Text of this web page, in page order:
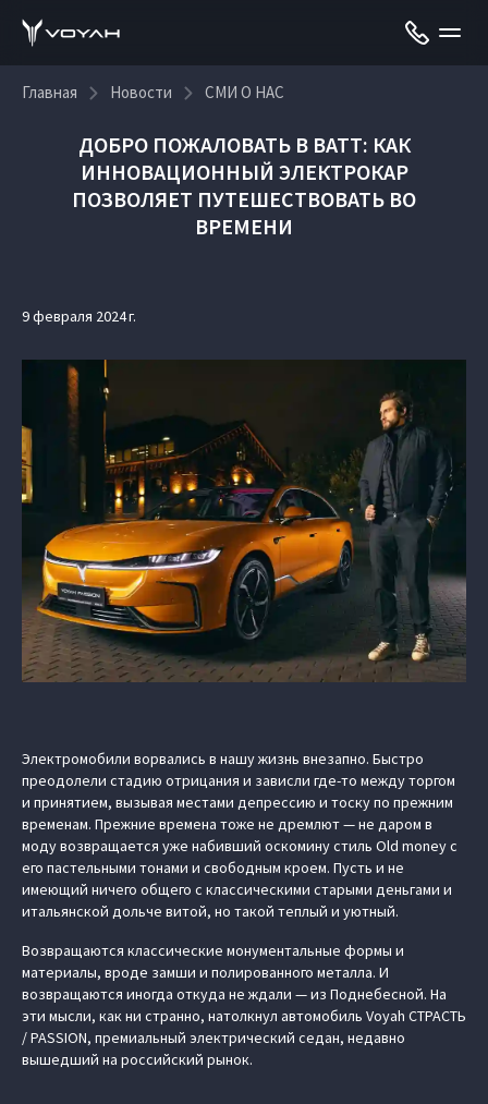
Главная Новости СМИ О НАС
ДОБРО ПОЖАЛОВАТЬ В ВАТТ: КАК
ИННОВАЦИОННЫЙ ЭЛЕКТРОКАР
ПОЗВОЛЯЕТ ПУТЕШЕСТВОВАТЬ ВО
ВРЕМЕНИ
9 февраля 2024 г.
Электромобили ворвались в нашу жизнь внезапно. Быстро
преодолели стадию отрицания и зависли где-то между торгом
и принятием, вызывая местами депрессию и тоску по прежним
временам. Прежние времена тоже не дремлют — не даром в
моду возвращается уже набивший оскомину стиль Old money с
его пастельными тонами и свободным кроем. Пусть и не
имеющий ничего общего с классическими старыми деньгами и
итальянской дольче витой, но такой теплый и уютный.
Возвращаются классические монументальные формы и
материалы, вроде замши и полированного металла. И
возвращаются иногда откуда не ждали — из Поднебесной. На
эти мысли, как ни странно, натолкнул автомобиль Voyah СТРАСТЬ
/ PASSION, премиальный электрический седан, недавно
вышедший на российский рынок.